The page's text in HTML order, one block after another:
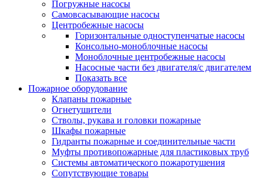
Погружные насосы
Самовсасывающие насосы
Центробежные насосы
Горизонтальные одноступенчатые насосы
Консольно-моноблочные насосы
Моноблочные центробежные насосы
Насосные части без двигателя/с двигателем
Показать все
Пожарное оборудование
Клапаны пожарные
Огнетушители
Стволы, рукава и головки пожарные
Шкафы пожарные
Гидранты пожарные и соединительные части
Муфты противопожарные для пластиковых труб
Системы автоматического пожаротушения
Сопутствующие товары